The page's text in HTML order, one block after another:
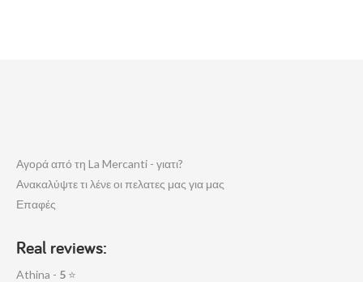
Αγορά από τη La Mercanti - γιατι?
Ανακαλύψτε τι λένε οι πελατες μας για μας
Επαφές
Real reviews:
Athina - 5 ⭐